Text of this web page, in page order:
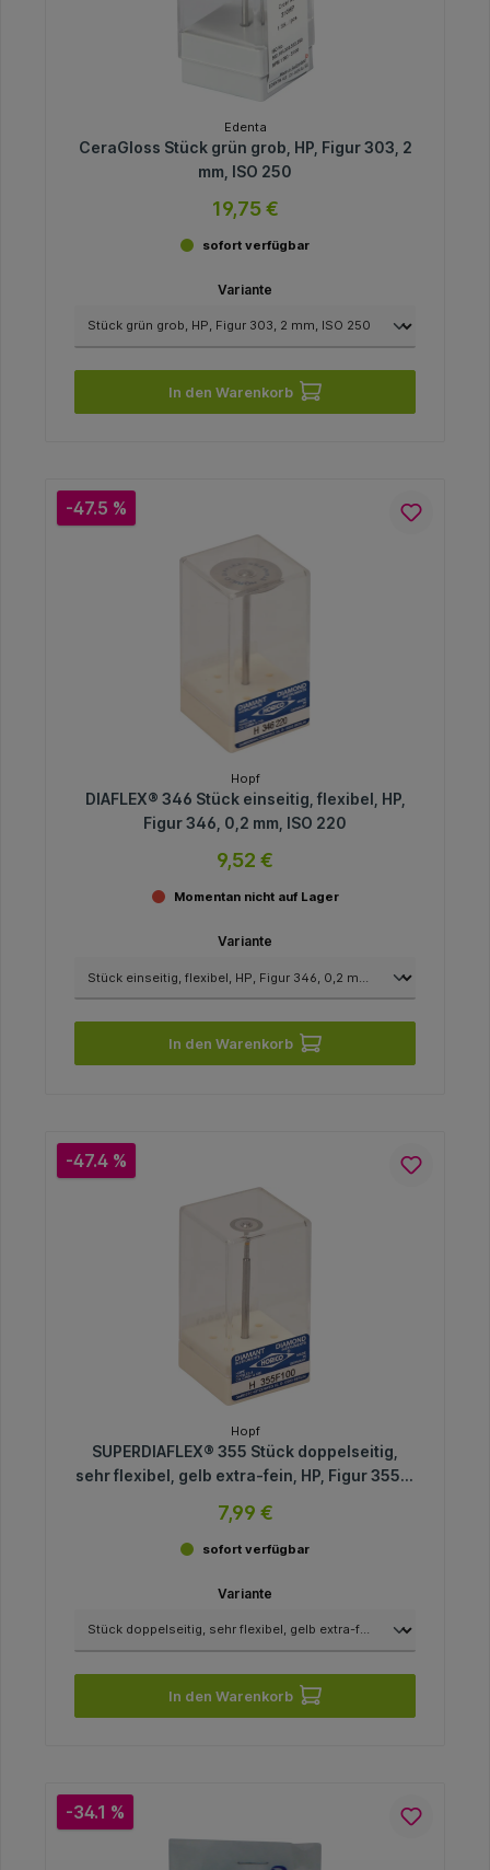
Edenta
CeraGloss Stück grün grob, HP, Figur 303, 2
mm, ISO 250
19,75 €
sofort verfügbar
Variante
In den Warenkorb
-47.5 %
Hopf
DIAFLEX® 346 Stück einseitig, flexibel, HP,
Figur 346, 0,2 mm, ISO 220
9,52 €
Momentan nicht auf Lager
Variante
In den Warenkorb
-47.4 %
Hopf
SUPERDIAFLEX® 355 Stück doppelseitig,
sehr flexibel, gelb extra-fein, HP, Figur 355 F,
7,99 €
sofort verfügbar
Variante
In den Warenkorb
-34.1 %